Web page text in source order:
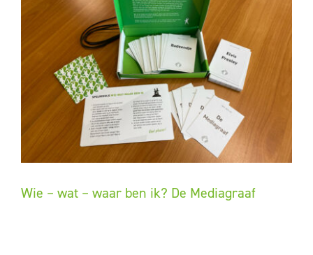
Wie – wat – waar ben ik? De Mediagraaf